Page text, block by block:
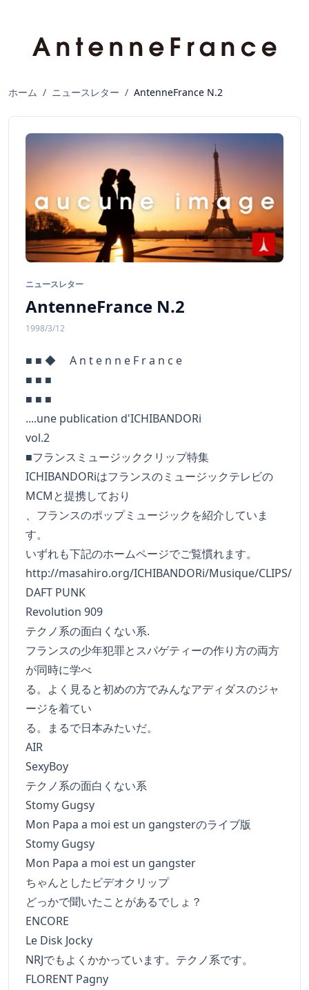
ホーム / ニュースレター / AntenneFrance N.2
ニュースレター
AntenneFrance N.2
1998/3/12
■ ■ ◆ A n t e n n e F r a n c e
■ ■ ■
■ ■ ■
....une publication d'ICHIBANDORi
vol.2
■フランスミュージッククリップ特集
ICHIBANDORiはフランスのミュージックテレビの
MCMと提携しており
、フランスのポップミュージックを紹介していま
す。
いずれも下記のホームページでご覧慣れます。
http://masahiro.org/ICHIBANDORi/Musique/CLIPS/
DAFT PUNK
Revolution 909
テクノ系の面白くない系.
フランスの少年犯罪とスパゲティーの作り方の両方
が同時に学べ
る。よく見ると初めの方でみんなアディダスのジャ
ージを着てい
る。まるで日本みたいだ。
AIR
SexyBoy
テクノ系の面白くない系
Stomy Gugsy
Mon Papa a moi est un gangsterのライブ版
Stomy Gugsy
Mon Papa a moi est un gangster
ちゃんとしたビデオクリップ
どっかで聞いたことがあるでしょ？
ENCORE
Le Disk Jocky
NRJでもよくかかっています。テクノ系です。
FLORENT Pagny